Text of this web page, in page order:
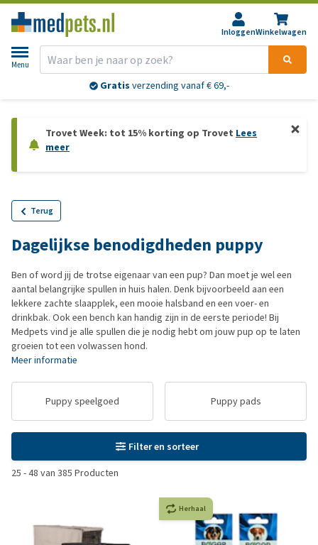
InloggenWinkelwagen
Menu
Gratis verzending vanaf € 69,-
Trovet Week: tot 15% korting op Trovet Lees
meer
Terug
Dagelijkse benodigdheden puppy
Ben of word jij de trotse eigenaar van een pup? Dan moet je wel een
aantal belangrijke spullen in huis halen. Denk bijvoorbeeld aan een
lekkere zachte slaapplek, een mooie halsband en een voer- en
drinkbak. Ook een bench kan handig zijn in de eerste periode! Bij
Medpets vind je alle spullen die je nodig hebt om jouw pup op te laten
groeien tot een volwassen hond.
Meer informatie
Puppy speelgoed Puppy pads
Filter en sorteer
25 -48 van 385 Producten
Herhaal